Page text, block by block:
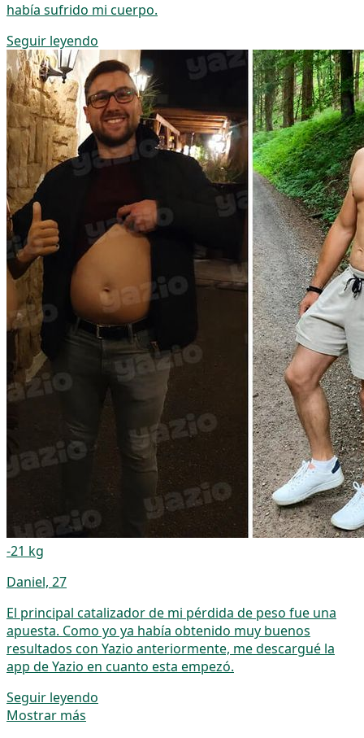
había sufrido mi cuerpo.
Seguir leyendo
-21 kg
Daniel, 27
El principal catalizador de mi pérdida de peso fue una
apuesta. Como yo ya había obtenido muy buenos
resultados con Yazio anteriormente, me descargué la
app de Yazio en cuanto esta empezó.
Seguir leyendo
Mostrar más